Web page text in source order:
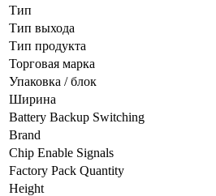
Тип
Тип выхода
Тип продукта
Торговая марка
Упаковка / блок
Ширина
Battery Backup Switching
Brand
Chip Enable Signals
Factory Pack Quantity
Height